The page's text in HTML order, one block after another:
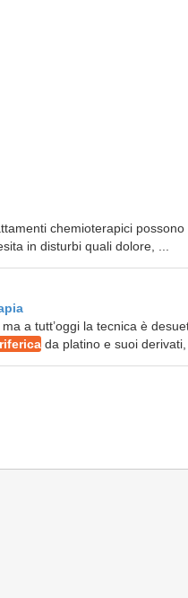
chemioterapici
in disturbi quali dolore, ...
a tutt’oggi la tecnica è
da platino e suoi derivati,